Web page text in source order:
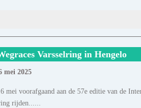
Varsselring in Hengelo
mei 2025
mei voorafgaand aan de 57e editie van de
rijden......